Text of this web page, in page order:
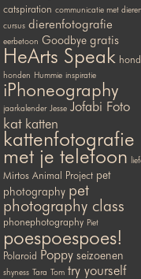
catspiration communicatie met dieren
cursus dierenfotografie
eerbetoon Goodbye gratis
HeArts Speak hond
honden Hummie inspiratie
iPhoneography
jaarkalender Jesse Jofabi Foto
kat katten
kattenfotografie
met je telefoon
Mirtos Animal Project pet
photography pet
photography class
phonephotography Piet
poespoespoes!
Polaroid Poppy seizoenen
shyness Tara Tom try yourself